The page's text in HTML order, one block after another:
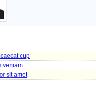
cup
veniam
sit amet